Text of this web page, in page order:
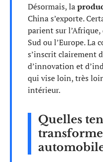
Désormais, la
China s’exporte.
parient sur l’Afrique,
Sud ou l’Europe. La
s’inscrit clairement
d’innovation et
qui vise loin, très
intérieur.
Quelles